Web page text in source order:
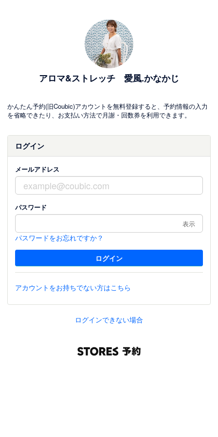
アロマ&ストレッチ 愛風.かなかじ
かんたん予約(旧Coubic)アカウントを無料登録すると、予約情報の入力
を省略できたり、お支払い方法で月謝・回数券を利用できます。
ログイン
メールアドレス
パスワード
表示
パスワードをお忘れですか？
アカウントをお持ちでない方はこちら
ログインできない場合